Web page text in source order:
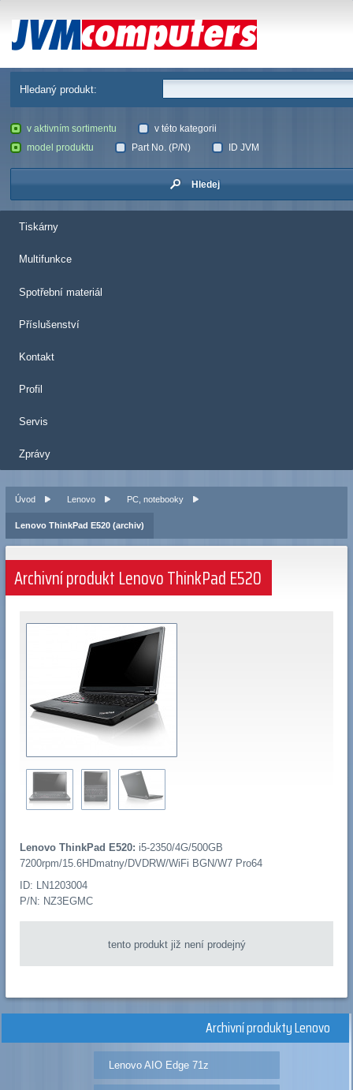
JVM Computers
Hledaný produkt:
v aktivním sortimentu
v této kategorii
model produktu
Part No. (P/N) ID JVM
Hledej
Tiskárny
Multifunkce
Spotřební materiál
Příslušenství
Kontakt
Profil
Servis
Zprávy
Úvod Lenovo PC, notebooky
Lenovo ThinkPad E520 (archiv)
Archivní produkt Lenovo ThinkPad E520
Lenovo ThinkPad E520: i5-2350/4G/500GB
7200rpm/15.6HDmatny/DVDRW/WiFi BGN/W7 Pro64
ID: LN1203004
P/N: NZ3EGMC
tento produkt již není prodejný
Archivní produkty Lenovo
Lenovo AIO Edge 71z